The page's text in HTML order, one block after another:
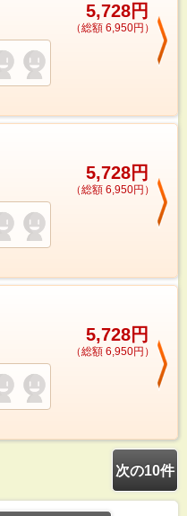
5,728円
（総額 6,950円）
5,728円
（総額 6,950円）
5,728円
（総額 6,950円）
次の10件